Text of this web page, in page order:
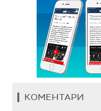
КОМЕНТАРИ